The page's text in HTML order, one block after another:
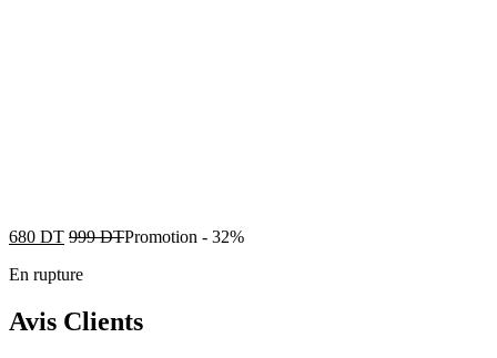
680 DT 999DTPromotion - 32%
En rupture
Avis Clients